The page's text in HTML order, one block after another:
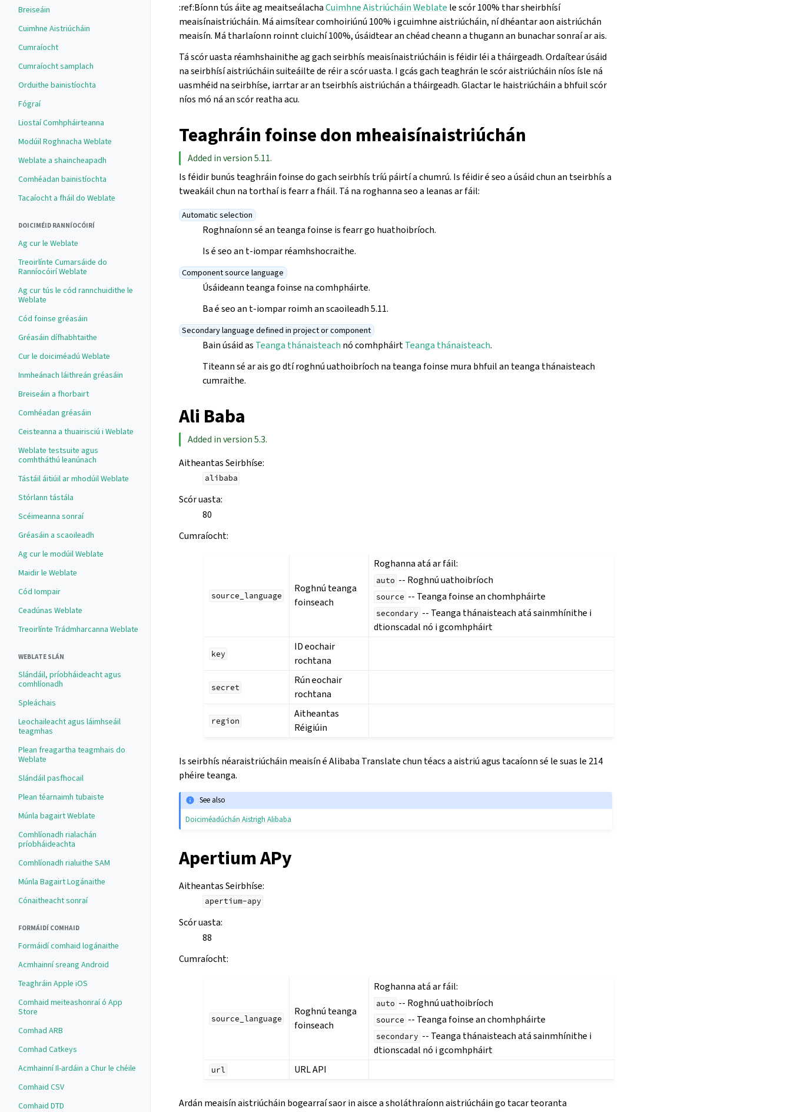
Breiseáin
Cuimhne Aistriúcháin
Cumraíocht
Cumraíocht samplach
Orduithe bainistíochta
Fógraí
Liostaí Comhpháirteanna
Modúil Roghnacha Weblate
Weblate a shaincheapadh
Comhéadan bainistíochta
Tacaíocht a fháil do Weblate
DOICIMÉID RANNÍOCÓIRÍ
Ag cur le Weblate
Treoirlínte Cumarsáide do
Ranníocóirí Weblate
Ag cur tús le cód rannchuidithe le
Weblate
Cód foinse gréasáin
Gréasáin dífhabhtaithe
Cur le doiciméadú Weblate
Inmheánach láithreán gréasáin
Breiseáin a fhorbairt
Comhéadan gréasáin
Ceisteanna a thuairisciú i Weblate
Weblate testsuite agus
comhtháthú leanúnach
Tástáil áitiúil ar mhodúil Weblate
Stórlann tástála
Scéimeanna sonraí
Gréasáin a scaoileadh
Ag cur le modúil Weblate
Maidir le Weblate
Cód Iompair
Ceadúnas Weblate
Treoirlínte Trádmharcanna Weblate
WEBLATE SLÁN
Slándáil, príobháideacht agus
comhlíonadh
Spleáchais
Leochaileacht agus láimhseáil
teagmhas
Plean freagartha teagmhais do
Weblate
Slándáil pasfhocail
Plean téarnaimh tubaiste
Múnla bagairt Weblate
Comhlíonadh rialachán
príobháideachta
Comhlíonadh rialuithe SAM
Múnla Bagairt Logánaithe
Cónaitheacht sonraí
FORMÁIDÍ COMHAID
Formáidí comhaid logánaithe
Acmhainní sreang Android
Teaghráin Apple iOS
Comhaid meiteashonraí ó App
Store
Comhad ARB
Comhad Catkeys
Acmhainní Il-ardáin a Chur le chéile
Comhaid CSV
Comhaid DTD
:ref:Bíonn tús áite ag meaitseálachaCuimhne Aistriúcháin Weblate le scór 100% thar sheirbhísí
meaisínaistriúcháin. Má aimsítear comhoiriúnú 100% i gcuimhne aistriúcháin, ní dhéantar aon aistriúchán
meaisín. Má tharlaíonn roinnt cluichí 100%, úsáidtear an chéad cheann a thugann an bunachar sonraí ar ais.
Tá scór uasta réamhshainithe ag gach seirbhís meaisínaistriúcháin is féidir léi a tháirgeadh. Ordaítear úsáid
na seirbhísí aistriúcháin suiteáilte de réir a scór uasta. I gcás gach teaghrán le scór aistriúcháin níos ísle ná
uasmhéid na seirbhíse, iarrtar ar an tseirbhís aistriúchán a tháirgeadh. Glactar le haistriúcháin a bhfuil scór
níos mó ná an scór reatha acu.
Teaghráin foinse don mheaisínaistriúchán
Added in version 5.11.
Is féidir bunús teaghráin foinse do gach seirbhís tríú páirtí a chumrú. Is féidir é seo a úsáid chun an tseirbhís a
tweakáil chun na torthaí is fearr a fháil. Tá na roghanna seo a leanas ar fáil:
Automatic selection
Roghnaíonn sé an teanga foinse is fearr go huathoibríoch.
Is é seo an t-iompar réamhshocraithe.
Component source language
Úsáideann teanga foinse na comhpháirte.
Ba é seo an t-iompar roimh an scaoileadh 5.11.
Secondary language defined in project or component
Bain úsáid as Teanga thánaisteach nó comhpháirtTeanga thánaisteach.
Titeann sé ar ais go dtí roghnú uathoibríoch na teanga foinse mura bhfuil an teanga thánaisteach
cumraithe.
Ali Baba
Added in version 5.3.
Aitheantas Seirbhíse:
alibaba
Scór uasta:
80
Cumraíocht:
source_language
Roghnú teanga
foinseach
Roghanna atá ar fáil:
auto -- Roghnú uathoibríoch
source -- Teanga foinse an chomhpháirte
secondary -- Teanga thánaisteach atá sainmhínithe i
dtionscadal nó i gcomhpháirt
key
ID eochair
rochtana
secret
Rún eochair
rochtana
region
Aitheantas
Réigiúin
Is seirbhís néaraistriúcháin meaisín é Alibaba Translate chun téacs a aistriú agus tacaíonn sé le suas le 214
phéire teanga.
See also
Doiciméadúchán Aistrigh Alibaba
Apertium APy
Aitheantas Seirbhíse:
apertium-apy
Scór uasta:
88
Cumraíocht:
source_language
Roghnú teanga
foinseach
Roghanna atá ar fáil:
auto -- Roghnú uathoibríoch
source -- Teanga foinse an chomhpháirte
secondary -- Teanga thánaisteach atá sainmhínithe i
dtionscadal nó i gcomhpháirt
url URL API
Ardán meaisín aistriúcháin bogearraí saor in aisce a sholáthraíonn aistriúcháin go tacar teoranta